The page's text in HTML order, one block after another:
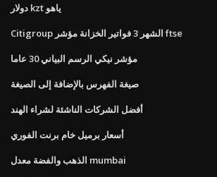
دولار kzt ياهو
Citigroup الشهر 3 فواتير الخزانة مؤشر ftse
مؤشر نيكي الرسم البياني 30 عاما
صيغة الفهرس بالإضافة إلى الصيغة
أفضل الشركات الناشئة لشراء الهند
أسعار برميل خام برنت الفوري
الذهب والفضة معدل mumbai